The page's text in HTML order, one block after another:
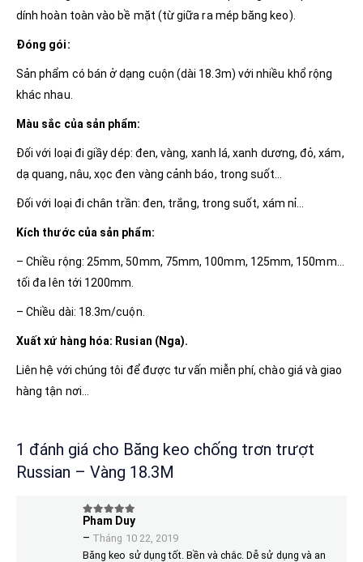
dính hoàn toàn vào bề mặt (từ giữa ra mép băng keo).
Đóng gói:
Sản phẩm có bán ở dạng cuộn (dài 18.3m) với nhiều khổ rộng
khác nhau.
Màu sắc của sản phẩm:
Đối với loại đi giầy dép: đen, vàng, xanh lá, xanh dương, đỏ, xám,
dạ quang, nâu, xọc đen vàng cảnh báo, trong suốt…
Đối với loại đi chân trần: đen, trắng, trong suốt, xám nỉ…
Kích thước của sản phẩm:
– Chiều rộng: 25mm, 50mm, 75mm, 100mm, 125mm, 150mm…
tối đa lên tới 1200mm.
– Chiều dài: 18.3m/cuộn.
Xuất xứ hàng hóa: Rusian (Nga).
Liên hệ với chúng tôi để được tư vấn miễn phí, chào giá và giao
hàng tận nơi…
1 đánh giá cho Băng keo chống trơn trượt
Russian – Vàng 18.3M
5 trên 5
Pham Duy
– Tháng 10 22, 2019
Băng keo sử dụng tốt. Bền và chắc. Dễ sử dụng và an